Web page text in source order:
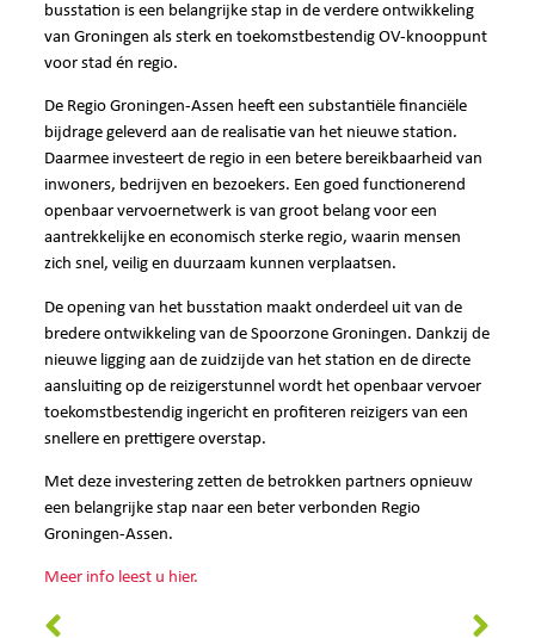
busstation is een belangrijke stap in de verdere ontwikkeling
van Groningen als sterk en toekomstbestendig OV-knooppunt
voor stad én regio.
De Regio Groningen-Assen heeft een substantiële financiële
bijdrage geleverd aan de realisatie van het nieuwe station.
Daarmee investeert de regio in een betere bereikbaarheid van
inwoners, bedrijven en bezoekers. Een goed functionerend
openbaar vervoernetwerk is van groot belang voor een
aantrekkelijke en economisch sterke regio, waarin mensen
zich snel, veilig en duurzaam kunnen verplaatsen.
De opening van het busstation maakt onderdeel uit van de
bredere ontwikkeling van de Spoorzone Groningen. Dankzij de
nieuwe ligging aan de zuidzijde van het station en de directe
aansluiting op de reizigerstunnel wordt het openbaar vervoer
toekomstbestendig ingericht en profiteren reizigers van een
snellere en prettigere overstap.
Met deze investering zetten de betrokken partners opnieuw
een belangrijke stap naar een beter verbonden Regio
Groningen-Assen.
Meer info leest u hier.